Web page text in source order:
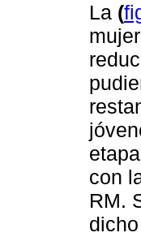
La (
con
RM.